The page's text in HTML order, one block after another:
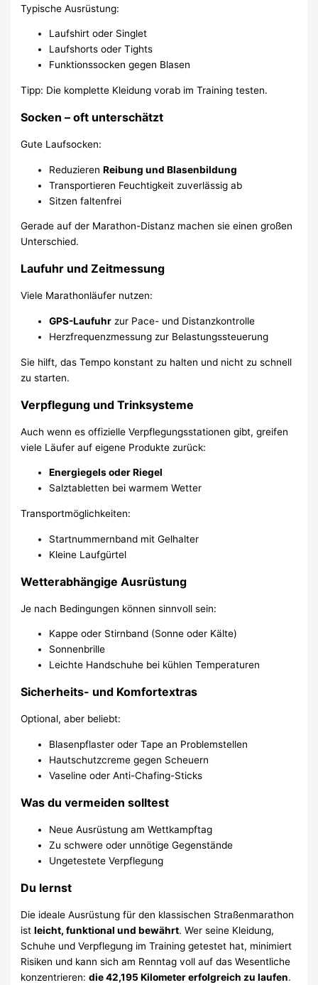
Typische Ausrüstung:
Laufshirt oder Singlet
Laufshorts oder Tights
Funktionssocken gegen Blasen
Tipp: Die komplette Kleidung vorab im Training testen.
Socken – oft unterschätzt
Gute Laufsocken:
ReduzierenReibung und Blasenbildung
Transportieren Feuchtigkeit zuverlässig ab
Sitzen faltenfrei
Gerade auf der Marathon-Distanz machen sie einen großen
Unterschied.
Laufuhr und Zeitmessung
Viele Marathonläufer nutzen:
GPS-Laufuhr zur Pace- und Distanzkontrolle
Herzfrequenzmessung zur Belastungssteuerung
Sie hilft, das Tempo konstant zu halten und nicht zu schnell
zu starten.
Verpflegung und Trinksysteme
Auch wenn es offizielle Verpflegungsstationen gibt, greifen
viele Läufer auf eigene Produkte zurück:
Energiegels oder Riegel
Salztabletten bei warmem Wetter
Transportmöglichkeiten:
Startnummernband mit Gelhalter
Kleine Laufgürtel
Wetterabhängige Ausrüstung
Je nach Bedingungen können sinnvoll sein:
Kappe oder Stirnband (Sonne oder Kälte)
Sonnenbrille
Leichte Handschuhe bei kühlen Temperaturen
Sicherheits- und Komfortextras
Optional, aber beliebt:
Blasenpflaster oder Tape an Problemstellen
Hautschutzcreme gegen Scheuern
Vaseline oder Anti-Chafing-Sticks
Was du vermeiden solltest
Neue Ausrüstung am Wettkampftag
Zu schwere oder unnötige Gegenstände
Ungetestete Verpflegung
Du lernst
Die ideale Ausrüstung für den klassischen Straßenmarathon
istleicht, funktional und bewährt. Wer seine Kleidung,
Schuhe und Verpflegung im Training getestet hat, minimiert
Risiken und kann sich am Renntag voll auf das Wesentliche
konzentrieren:die 42,195 Kilometer erfolgreich zu laufen.